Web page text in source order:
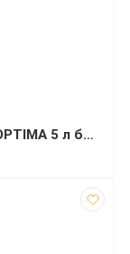
Мыло жидкое без отдушки BALU OPTIMA 5 л бутылка PET